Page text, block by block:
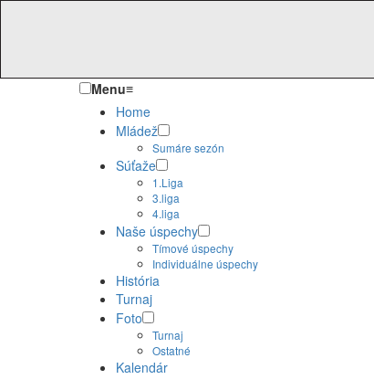
Menu≡
Home
Mládež
Sumáre sezón
Súťaže
1.Liga
3.liga
4.liga
Naše úspechy
Tímové úspechy
Individuálne úspechy
História
Turnaj
Foto
Turnaj
Ostatné
Kalendár